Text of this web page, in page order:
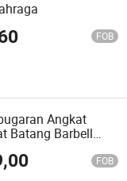
FOB
Angkat
Batang Barbell
FOB